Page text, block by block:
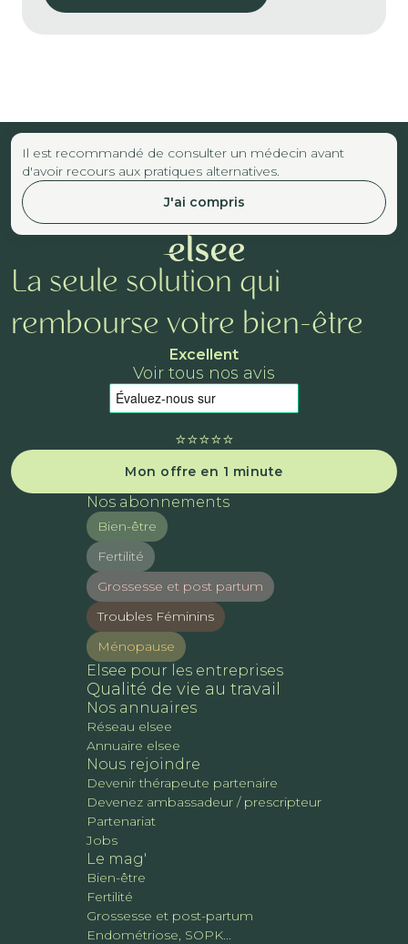
Il est recommandé de consulter un médecin avant
d'avoir recours aux pratiques alternatives.
J'ai compris
La seule solution qui
rembourse votre bien-être
Excellent
Voir tous nos avis
⭐️⭐️⭐️⭐️⭐️
Mon offre en 1 minute
Nos abonnements
Bien-être
Fertilité
Grossesse et post partum
Troubles Féminins
Ménopause
Elsee pour les entreprises
Qualité de vie au travail
Nos annuaires
Réseau elsee
Annuaire elsee
Nous rejoindre
Devenir thérapeute partenaire
Devenez ambassadeur / prescripteur
Partenariat
Jobs
Le mag'
Bien-être
Fertilité
Grossesse et post-partum
Endométriose, SOPK...